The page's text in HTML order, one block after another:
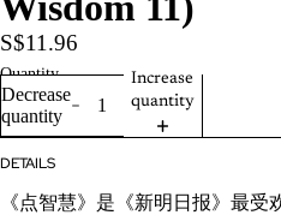
S$11.96
Quantity
Decrease
quantity
Increase
quantity
DETAILS
《点智慧》是《新明日报》最